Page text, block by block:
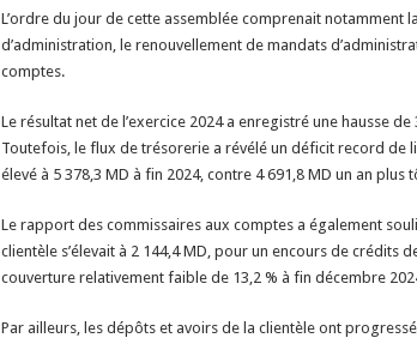
L’ordre du jour de cette assemblée comprenait notamment
d’administration, le renouvellement de mandats
comptes.
Le résultat net de l’exercice 2024 a enregistré une hausse
Toutefois, le flux de trésorerie a révélé un déficit record de
élevé à 5 378,3 MD à fin 2024, contre 4 691,8 MD un an plus
Le rapport des commissaires aux comptes a également
clientèle s’élevait à 2 144,4 MD, pour un encours de crédits
couverture relativement faible de 13,2 % à fin décembre
Par ailleurs, les dépôts et avoirs de la clientèle ont